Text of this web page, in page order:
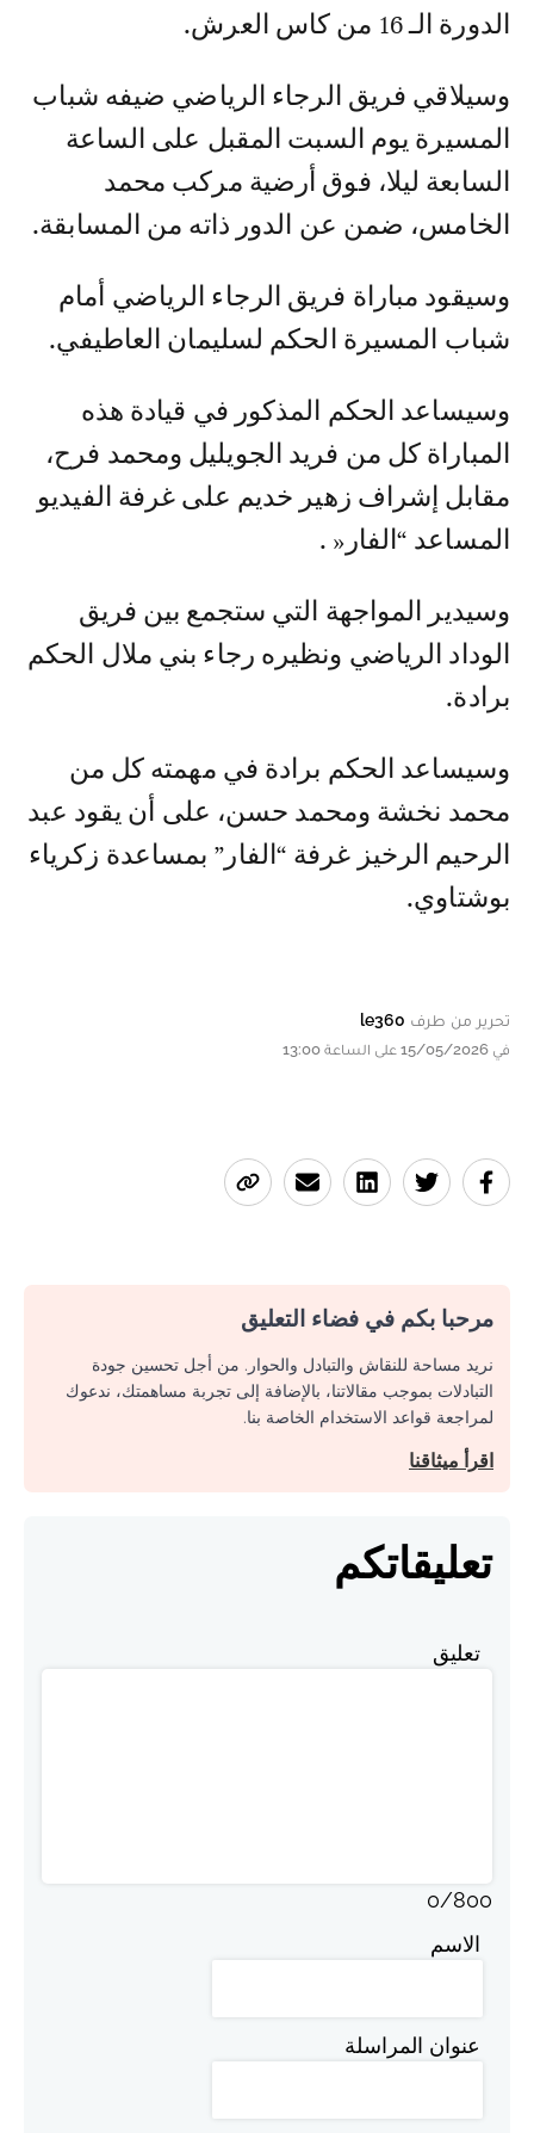
الدورة الـ 16 من كاس العرش.
وسيلاقي فريق الرجاء الرياضي ضيفه شباب
المسيرة يوم السبت المقبل على الساعة
السابعة ليلا، فوق أرضية مركب محمد
الخامس، ضمن عن الدور ذاته من المسابقة.
وسيقود مباراة فريق الرجاء الرياضي أمام
شباب المسيرة الحكم لسليمان العاطيفي.
وسيساعد الحكم المذكور في قيادة هذه
المباراة كل من فريد الجويليل ومحمد فرح،
مقابل إشراف زهير خديم على غرفة الفيديو
المساعد “الفار« .
وسيدير المواجهة التي ستجمع بين فريق
الوداد الرياضي ونظيره رجاء بني ملال الحكم
برادة.
وسيساعد الحكم برادة في مهمته كل من
محمد نخشة ومحمد حسن، على أن يقود عبد
الرحيم الرخيز غرفة “الفار” بمساعدة زكرياء
بوشتاوي.
تحرير من طرف le360
في 15/05/2026 على الساعة 13:00
مرحبا بكم في فضاء التعليق
نريد مساحة للنقاش والتبادل والحوار. من أجل تحسين جودة
التبادلات بموجب مقالاتنا، بالإضافة إلى تجربة مساهمتك، ندعوك
لمراجعة قواعد الاستخدام الخاصة بنا.
اقرأ ميثاقنا
تعليقاتكم
تعليق
0/800
الاسم
عنوان المراسلة